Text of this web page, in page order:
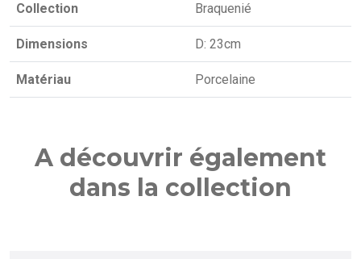
Collection Braquenié
Dimensions D: 23cm
Matériau Porcelaine
A découvrir également
dans la collection